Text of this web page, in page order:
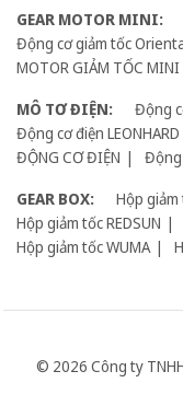
GEAR MOTOR MINI:
Động cơ giảm tốc
MOTOR GIẢM TỐC MINI
MÔ TƠ ĐIỆN:
Động
Động cơ điện LEONHARD
ĐỘNG CƠ ĐIỆN
Động
GEAR BOX:
Hộp giảm
Hộp giảm tốc REDSUN
Hộp giảm tốc WUMA
© 2026 Công ty